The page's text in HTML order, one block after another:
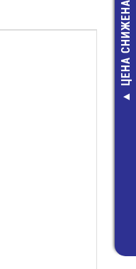
ЦЕНА СНИЖЕНА